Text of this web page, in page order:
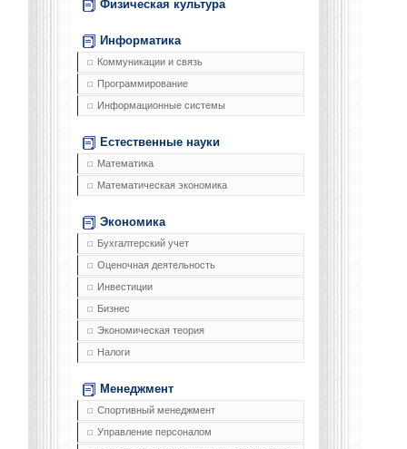
Физическая культура
Информатика
Коммуникации и связь
Программирование
Информационные системы
Естественные науки
Математика
Математическая экономика
Экономика
Бухгалтерский учет
Оценочная деятельность
Инвестиции
Бизнес
Экономическая теория
Налоги
Менеджмент
Спортивный менеджмент
Управление персоналом